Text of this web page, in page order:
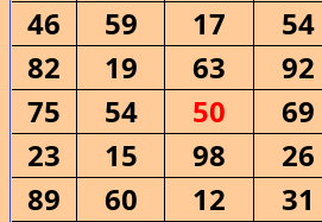
46
59 17 54
82
19 63 92
75
54 50 69
23
15 98 26
89
60 12 31